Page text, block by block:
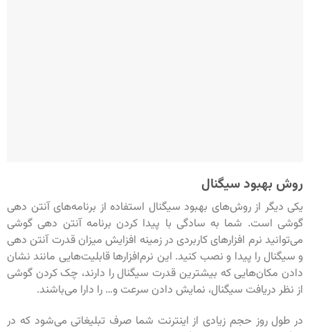
روش بهبود سیگنال
یکی دیگر از روش‌های بهبود سیگنال استفاده از برنامه‌های آنتن دهی
گوشی است. شما به سادگی با پیدا کردن برنامه آنتن دهی گوشی
می‌توانید نرم‌‌ افزارهای کاربردی در زمینه افزایش میزان قدرت آنتن‌ دهی
و سیگنال را پیدا و نصب کنید. این نرم‌افزارها قابلیت‌هایی مانند نشان
دادن مکان‌هایی که بیشترین قدرت سیگنال را دارند، چک کردن گوشی
از نظر دریافت سیگنال، نمایش دادن سرعت و… را دارا می‌باشند.
در طول روز حجم زیادی از اینترنت شما صرف تبلیغاتی می‌شود که در